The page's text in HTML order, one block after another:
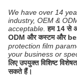
We have over 14
industry, OEM &
acceptable. हम 14 से
ODM और कस्टम और
protection film
your business or
लिए उपयुक्त विशिष्ट
सकते हैं।